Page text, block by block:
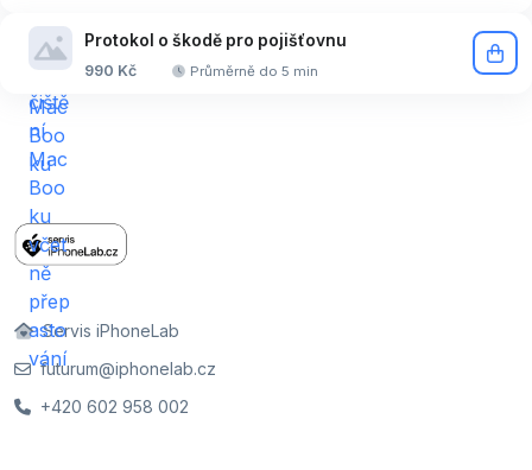
Protokol o škodě pro pojišťovnu
990 Kč Průměrně do 5 min
Servis iPhoneLab
futurum@iphonelab.cz
+420 602 958 002